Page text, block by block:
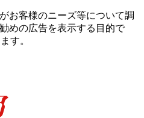
お客様のニーズ等について調
めの広告を表⽰する⽬的で
す。